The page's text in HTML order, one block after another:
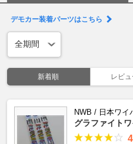
デモカー装着パーツはこちら
新着順 レビ
NWB / 日本ワイ
グラファイト